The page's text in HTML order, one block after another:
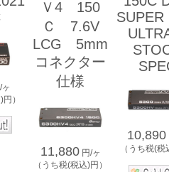
ヶ
）
Ｖ4 150
Ｃ 7.6V
LCG 5mm
コネクター
仕様
11,880 円/ヶ
（うち税(税込)円）
SUPER
10,890
（うち税(